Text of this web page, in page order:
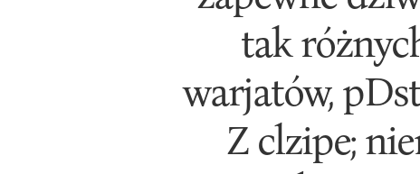
tak
warjatów,
Z clzipe;